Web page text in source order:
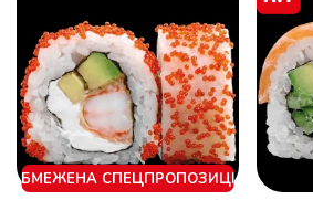
ОБМЕЖЕНА СПЕЦПРОПОЗИЦІЯ